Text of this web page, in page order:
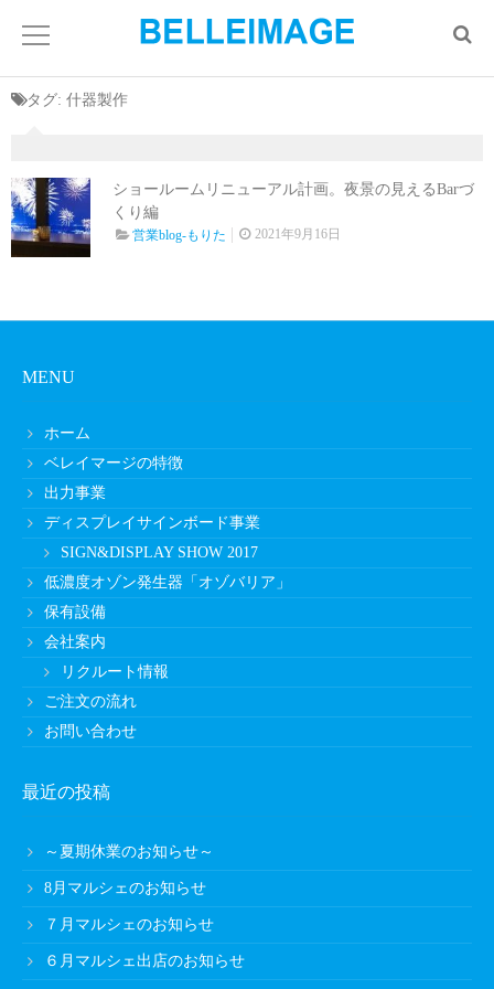
タグ: 什器製作
ショールームリニューアル計画。夜景の見えるBarづ
くり編
営業blog-もりた 2021年9月16日
MENU
ホーム
ベレイマージの特徴
出力事業
ディスプレイサインボード事業
SIGN&DISPLAY SHOW 2017
低濃度オゾン発生器「オゾバリア」
保有設備
会社案内
リクルート情報
ご注文の流れ
お問い合わせ
最近の投稿
～夏期休業のお知らせ～
8月マルシェのお知らせ
７月マルシェのお知らせ
６月マルシェ出店のお知らせ